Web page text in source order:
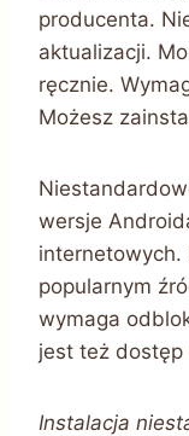
producenta.
aktualizacji.
ręcznie.
Możesz
wersje
internetowych.
popularnym
wymaga
jest też dostęp
Instalacja